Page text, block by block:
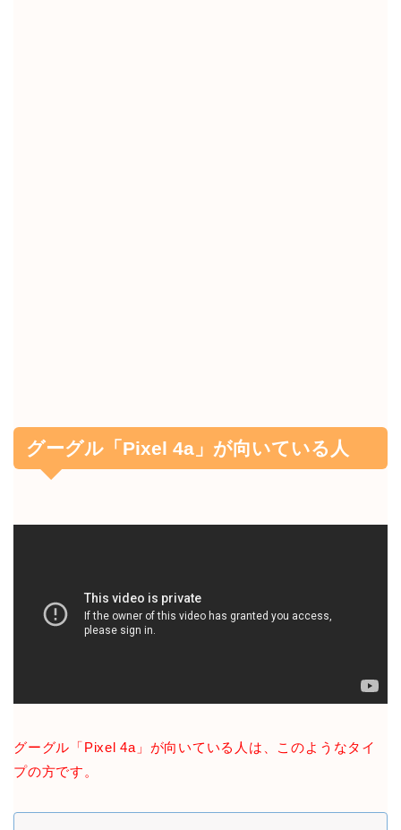
グーグル「Pixel 4a」が向いている人
グーグル「Pixel 4a」が向いている人は、このようなタイ
プの方です。